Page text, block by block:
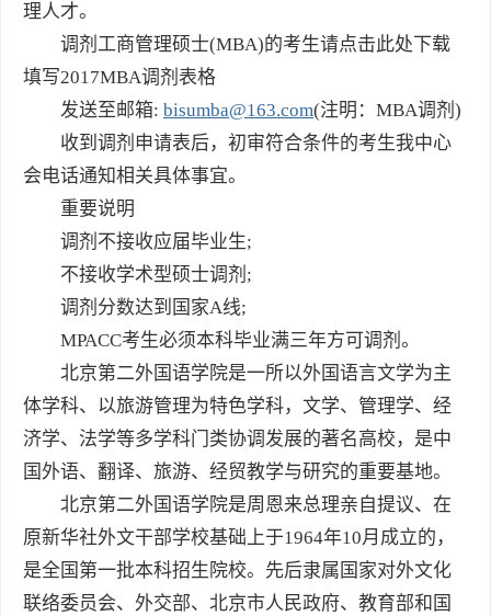
理人才。
调剂工商管理硕士(MBA)的考生请点击此处下载
填写2017MBA调剂表格
发送至邮箱: bisumba@163.com(注明：MBA调剂)
收到调剂申请表后，初审符合条件的考生我中心
会电话通知相关具体事宜。
重要说明
调剂不接收应届毕业生;
不接收学术型硕士调剂;
调剂分数达到国家A线;
MPACC考生必须本科毕业满三年方可调剂。
北京第二外国语学院是一所以外国语言文学为主
体学科、以旅游管理为特色学科，文学、管理学、经
济学、法学等多学科门类协调发展的著名高校，是中
国外语、翻译、旅游、经贸教学与研究的重要基地。
北京第二外国语学院是周恩来总理亲自提议、在
原新华社外文干部学校基础上于1964年10月成立的，
是全国第一批本科招生院校。先后隶属国家对外文化
联络委员会、外交部、北京市人民政府、教育部和国